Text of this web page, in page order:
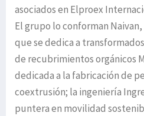
asociados en Elproex
El grupo lo conforman
que se dedica a
de recubrimientos orgánicos
dedicada a la fabricación de
coextrusión; la ingeniería
puntera en movilidad